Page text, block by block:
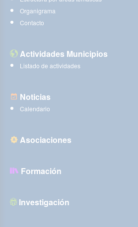
Organigrama
Contacto
Actividades Municipios
Listado de actividades
Noticias
Calendario
Asociaciones
Formación
Investigación